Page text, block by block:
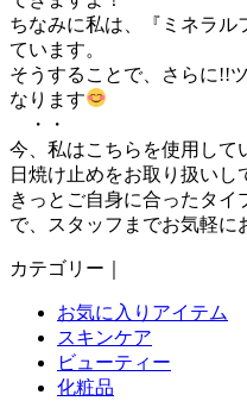
ちなみに私は、『ミネラル
ています。
そうすることで、さらに!!
なります
・・
今、私はこちらを使用して
日焼け止めをお取り扱いし
きっとご自身に合ったタ
で、スタッフまでお気軽に
カテゴリー｜
お気に入りアイテム
スキンケア
ビューティー
化粧品